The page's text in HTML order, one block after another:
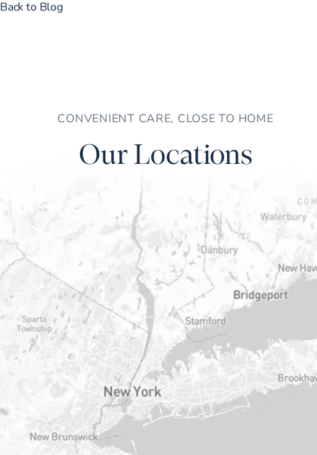
Back to Blog
CONVENIENT CARE, CLOSE TO HOME
Our Locations